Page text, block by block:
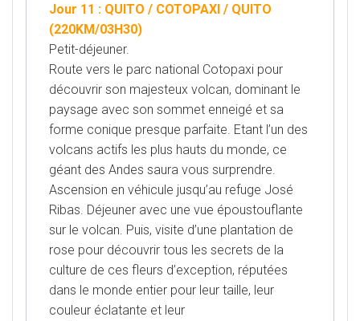
Jour 11 : QUITO / COTOPAXI / QUITO
(220KM/03H30)
Petit-déjeuner.
Route vers le parc national Cotopaxi pour
découvrir son majesteux volcan, dominant le
paysage avec son sommet enneigé et sa
forme conique presque parfaite. Etant l’un des
volcans actifs les plus hauts du monde, ce
géant des Andes saura vous surprendre.
Ascension en véhicule jusqu’au refuge José
Ribas. Déjeuner avec une vue époustouflante
sur le volcan. Puis, visite d’une plantation de
rose pour découvrir tous les secrets de la
culture de ces fleurs d’exception, réputées
dans le monde entier pour leur taille, leur
couleur éclatante et leur